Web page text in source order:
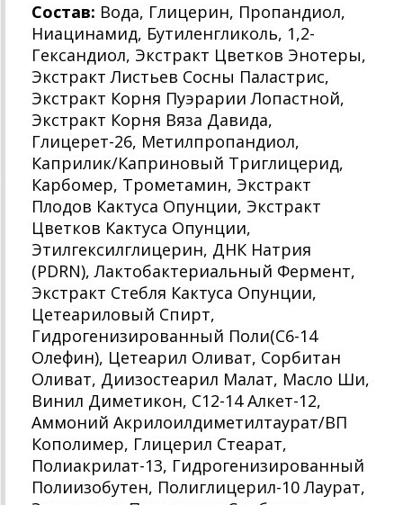
Состав: Вода, Глицерин, Пропандиол,
Ниацинамид, Бутиленгликоль, 1,2-
Гександиол, Экстракт Цветков Энотеры,
Экстракт Листьев Сосны Паластрис,
Экстракт Корня Пуэрарии Лопастной,
Экстракт Корня Вяза Давида,
Глицерет-26, Метилпропандиол,
Каприлик/Каприновый Триглицерид,
Карбомер, Трометамин, Экстракт
Плодов Кактуса Опунции, Экстракт
Цветков Кактуса Опунции,
Этилгексилглицерин, ДНК Натрия
(PDRN), Лактобактериальный Фермент,
Экстракт Стебля Кактуса Опунции,
Цетеариловый Спирт,
Гидрогенизированный Поли(C6-14
Олефин), Цетеарил Оливат, Сорбитан
Оливат, Диизостеарил Малат, Масло Ши,
Винил Диметикон, C12-14 Алкет-12,
Аммоний Акрилоилдиметилтаурат/ВП
Кополимер, Глицерил Стеарат,
Полиакрилат-13, Гидрогенизированный
Полиизобутен, Полиглицерил-10 Лаурат,